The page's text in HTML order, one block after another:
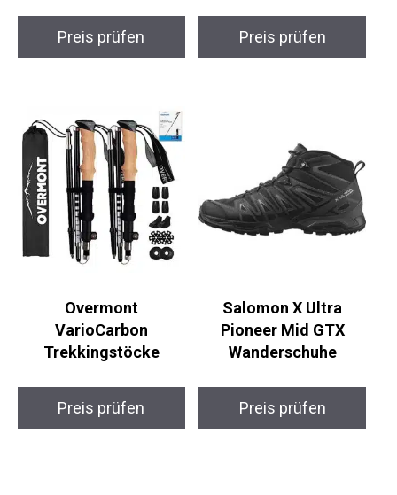
Preis prüfen Preis prüfen
Overmont
VarioCarbon
Trekkingstöcke
Preis prüfen
Salomon X Ultra
Pioneer Mid GTX
Wanderschuhe
Preis prüfen